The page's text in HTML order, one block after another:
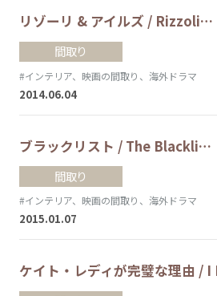
リゾーリ & アイルズ / Rizzoli…
間取り
#インテリア、映画の間取り、海外ドラマ
2014.06.04
ブラックリスト / The Blackli…
間取り
#インテリア、映画の間取り、海外ドラマ
2015.01.07
ケイト・レディが完璧な理由 /